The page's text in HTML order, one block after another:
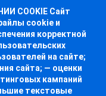
COOKIE Сайт
cookie и
корректной
на сайте;
сайта; — оценки
кампаний
текстовые